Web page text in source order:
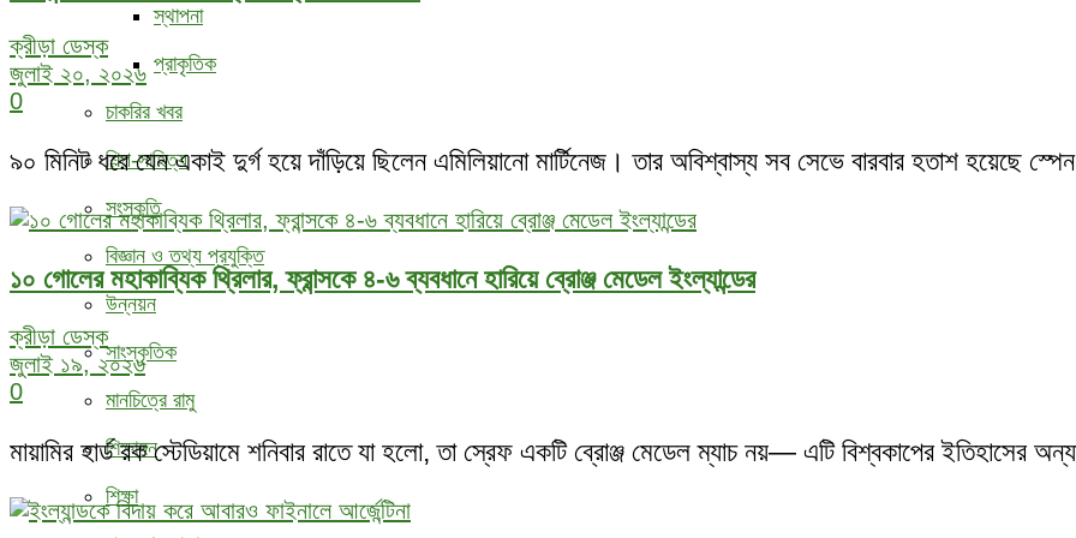
স্থাপনা
প্রাকৃতিক
চাকরির খবর
শিল্প-সাহিত্য
সংস্কৃতি
বিজ্ঞান ও তথ্য প্রযুক্তি
উন্নয়ন
সাংস্কৃতিক
মানচিত্রে রামু
শিক্ষাঙ্গন
শিক্ষা
ক্রীড়া ডেস্ক
জুলাই ২০, ২০২৬
0
৯০ মিনিট ধরে যেন একাই দুর্গ হয়ে দাঁড়িয়ে ছিলেন এমিলিয়ানো মার্টিনেজ। তার অবিশ্বাস্য সব সেভে বারবার হতাশ হয়েছে
১০ গোলের মহাকাব্যিক থ্রিলার, ফ্রান্সকে ৪-৬ ব্যবধানে হারিয়ে ব্রোঞ্জ মেডেল ইংল্যান্ডের
ক্রীড়া ডেস্ক
জুলাই ১৯, ২০২৬
0
মায়ামির হার্ড রক স্টেডিয়ামে শনিবার রাতে যা হলো, তা স্রেফ একটি ব্রোঞ্জ মেডেল ম্যাচ নয়— এটি বিশ্বকাপের ইতিহাসের